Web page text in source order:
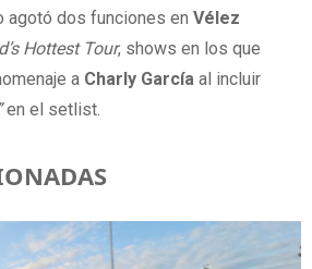
agotó dos funciones en Vélez
Hottest Tour, shows en los que
a Charly García al incluir
en el setlist.